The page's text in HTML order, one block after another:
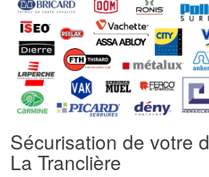
Sécurisation de votre
La Tranclière